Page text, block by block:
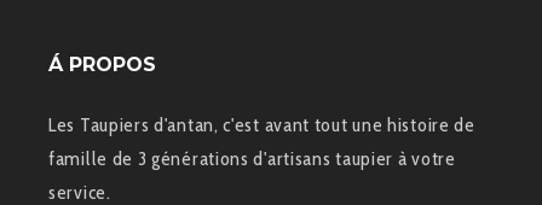
Á PROPOS
Les Taupiers d'antan, c'est avant tout une histoire de
famille de 3 générations d'artisans taupier à votre
service.